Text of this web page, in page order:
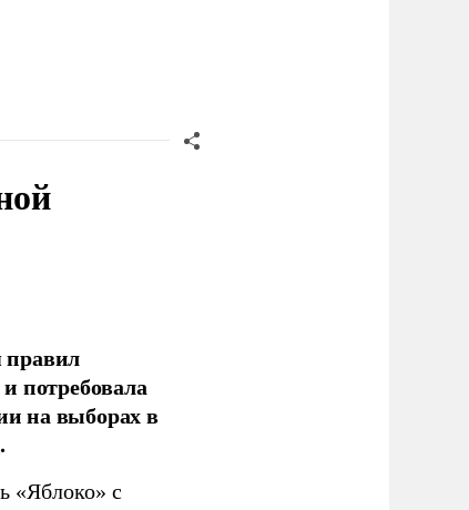
правил
потребовала
на выборах в
«Яблоко» с